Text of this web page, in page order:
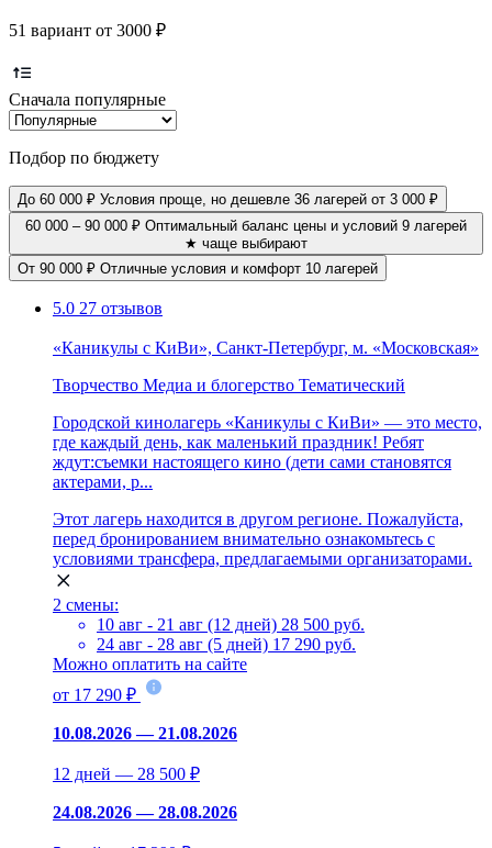
51 вариант от 3000 ₽
Сначала популярные
Подбор по бюджету
До 60 000 ₽ Условия проще, но дешевле 36 лагерей от 3 000 ₽
60 000 – 90 000 ₽ Оптимальный баланс цены и условий 9 лагерей
★ чаще выбирают
От 90 000 ₽ Отличные условия и комфорт 10 лагерей
5.0 27 отзывов
«Каникулы с КиВи», Санкт-Петербург, м. «Московская»
Творчество Медиа и блогерство Тематический
Городской кинолагерь «Каникулы с КиВи» — это место,
где каждый день, как маленький праздник! Ребят
ждут:съемки настоящего кино (дети сами становятся
актерами, р...
Этот лагерь находится в другом регионе. Пожалуйста,
перед бронированием внимательно ознакомьтесь с
условиями трансфера, предлагаемыми организаторами.
2 смены:
10 авг - 21 авг (12 дней) 28 500 руб.
24 авг - 28 авг (5 дней) 17 290 руб.
Можно оплатить на сайте
от 17 290 ₽
10.08.2026 — 21.08.2026
12 дней — 28 500 ₽
24.08.2026 — 28.08.2026